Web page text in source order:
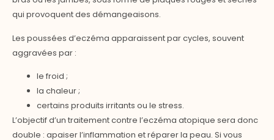
qui provoquent des démangeaisons.
Les poussées d’eczéma apparaissent par cycles, souvent
aggravées par :
le froid ;
la chaleur ;
certains produits irritants ou le stress.
L’objectif d’un traitement contre l’eczéma atopique sera donc
double : apaiser l’inflammation et réparer la peau. Si vous